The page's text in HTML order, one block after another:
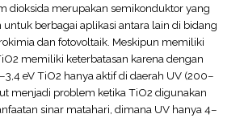
dioksida merupakan semikonduktor yang
berbagai aplikasi antara lain di bidang
dan fotovoltaik. Meskipun memiliki
memiliki keterbatasan karena dengan
eV TiO2 hanya aktif di daerah UV (200–
menjadi problem ketika TiO2 digunakan
sinar matahari, dimana UV hanya 4–